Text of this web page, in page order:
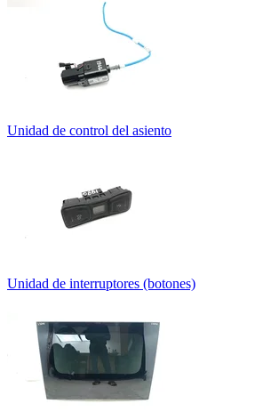
Unidad de control del asiento
Unidad de interruptores (botones)